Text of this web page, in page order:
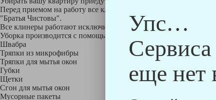
Упс…
еще нет
Перед приемом на работу все клинеры проходят аттестацию в
"Братья Чистовы".
Все клинеры работают исключительно в форме с логотипом
Уборка производится с помощью профессиональных
Швабра
Тряпки из микрофибры
Тряпки для мытья окон
Губки
Щетки
Сгон для мытья окон
Мусорные пакеты